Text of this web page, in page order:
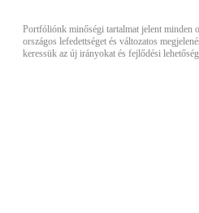
Portfóliónk minőségi tartalmat jelent minden
országos lefedettséget és változatos
keressük az új irányokat és fejlődési